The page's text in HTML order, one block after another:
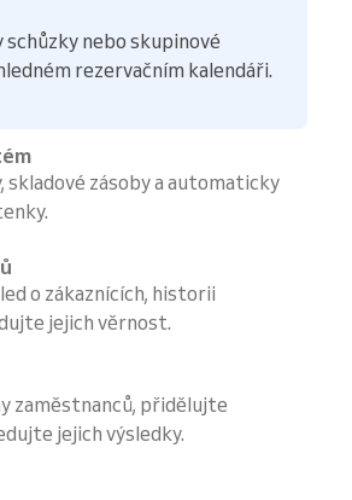
schůzky nebo skupinové
rezervačním kalendáři.
zásoby a automaticky
o zákaznících, historii
jejich věrnost.
zaměstnanců, přidělujte
jejich výsledky.